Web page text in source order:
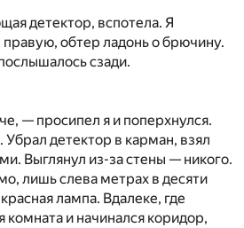
детектор, вспотела. Я
обтер ладонь о брючину.
сзади.
— просипел я и поперхнулся.
Убрал детектор в карман, взял
Выглянул из-за стены — никого.
лишь слева метрах в десяти
лампа. Вдалеке, где
комната и начинался коридор,